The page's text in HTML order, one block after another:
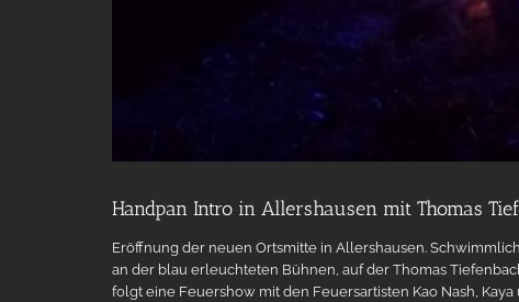
Handpan Intro in Allershausen mit Thomas
Eröffnung der neuen Ortsmitte in Allershausen.
an der blau erleuchteten Bühnen, auf der Thomas
folgt eine Feuershow mit den Feuersartisten Kao Nash,